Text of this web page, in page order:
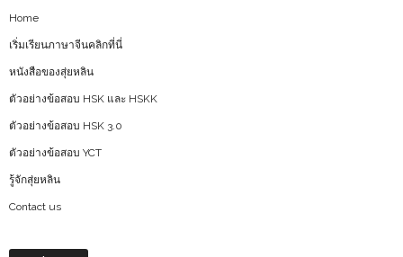
Home
เริ่มเรียนภาษาจีนคลิกที่นี่
หนังสือของสุ่ยหลิน
ตัวอย่างข้อสอบ HSK และ HSKK
ตัวอย่างข้อสอบ HSK 3.0
ตัวอย่างข้อสอบ YCT
รู้จักสุ่ยหลิน
Contact us